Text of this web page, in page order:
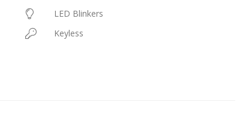
LED Blinkers
Keyless